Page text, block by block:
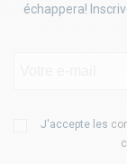
échappera!
J'accepte les